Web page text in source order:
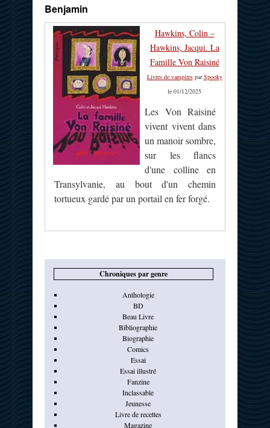
Benjamin
Hawkins, Colin –
Hawkins, Jacqui. La
Famille Von Raisiné
Livres de vampiresparSpooky
le 01/12/2025
Les Von Raisiné
vivent vivent dans
un manoir sombre,
sur les flancs
d'une colline en
Transylvanie, au bout d'un chemin
tortueux gardé par un portail en fer forgé.
Chroniques par genre
Anthologie
BD
Beau Livre
Bibliographie
Biographie
Comics
Essai
Essai illustré
Fanzine
Inclassable
Jeunesse
Livre de recettes
Magazine